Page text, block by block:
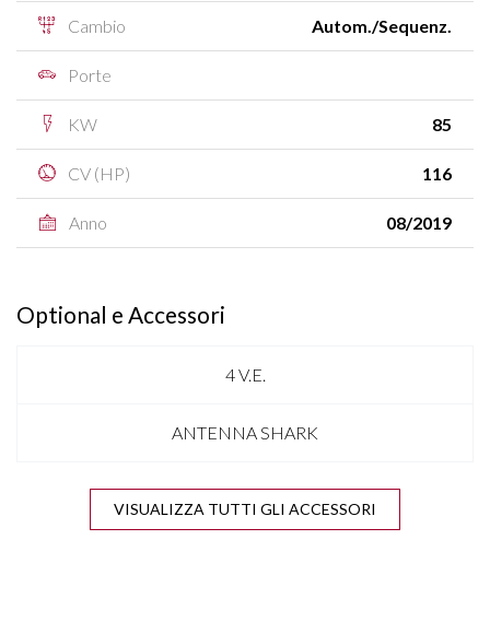
Cambio Autom./Sequenz.
Porte
KW 85
CV (HP) 116
Anno 08/2019
Optional e Accessori
4 V.E.
ANTENNA SHARK
APPLE CARPLAY
VISUALIZZA TUTTI GLI ACCESSORI